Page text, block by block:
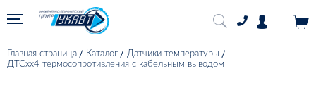
Главная страница Каталог
Датчики температуры
ДТСхх4 термосопротивления с кабельным выводом